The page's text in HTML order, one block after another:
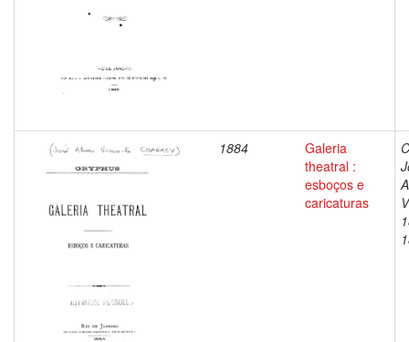
1884
Galeria
theatral :
esboços e
caricaturas